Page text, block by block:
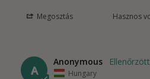
Megosztás Hasznos
A
Anonymous
Hungary